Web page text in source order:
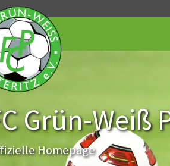
Grün-Weiß
Homepage